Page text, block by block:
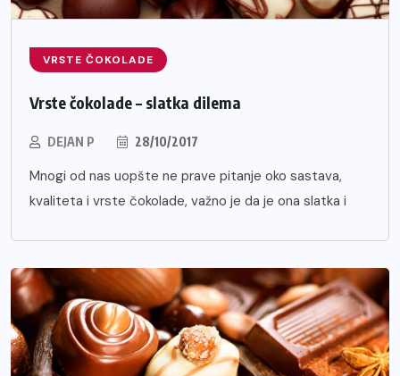
VRSTE ČOKOLADE
Vrste čokolade – slatka dilema
DEJAN P 28/10/2017
Mnogi od nas uopšte ne prave pitanje oko sastava,
kvaliteta i vrste čokolade, važno je da je ona slatka i